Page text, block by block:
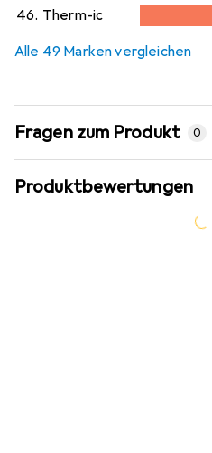
7,3%
46. Therm-ic
Alle 49 Marken vergleichen
Fragen zum Produkt 0
Produktbewertungen